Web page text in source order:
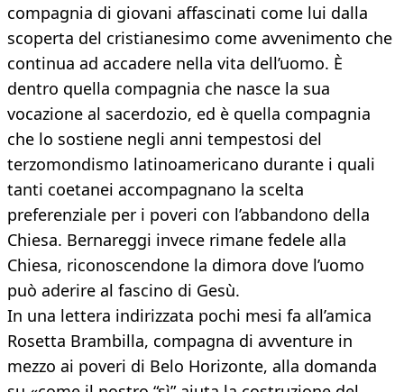
compagnia di giovani affascinati come lui dalla
scoperta del cristianesimo come avvenimento che
continua ad accadere nella vita dell’uomo. È
dentro quella compagnia che nasce la sua
vocazione al sacerdozio, ed è quella compagnia
che lo sostiene negli anni tempestosi del
terzomondismo latinoamericano durante i quali
tanti coetanei accompagnano la scelta
preferenziale per i poveri con l’abbandono della
Chiesa. Bernareggi invece rimane fedele alla
Chiesa, riconoscendone la dimora dove l’uomo
può aderire al fascino di Gesù.
In una lettera indirizzata pochi mesi fa all’amica
Rosetta Brambilla, compagna di avventure in
mezzo ai poveri di Belo Horizonte, alla domanda